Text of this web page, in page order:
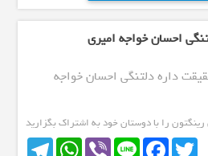
احسان خواجه امیری
داره دلتنگی احسان خواجه
رینگتون را با دوستان خود به اشتراک بگزارید
TelegramWhatsApp Viber Line
FacebookTwitter